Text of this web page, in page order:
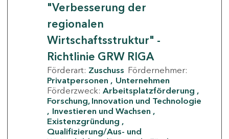
"Verbesserung der
regionalen
Wirtschaftsstruktur" -
Richtlinie GRW RIGA
Förderart: Zuschuss Fördernehmer:
Privatpersonen
Unternehmen
Förderzweck: Arbeitsplatzförderung
Forschung, Innovation und Technologie
Investieren und Wachsen
Existenzgründung
Qualifizierung/Aus- und